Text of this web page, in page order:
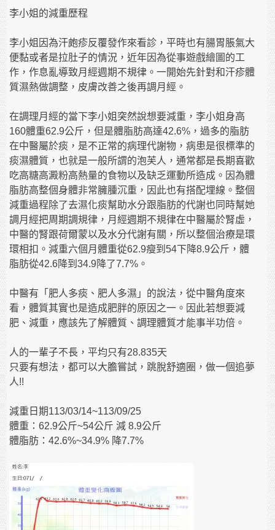
李小姐的減重歷程
李小姐因為汗皰疹反覆發作來看診，平時也有腸胃脹氣大
便黏或者是拉肚子的情況，近年因為從事遊戲繪圖的工
作，作息亂導致月經週期不規律。一開始先針對和汗疹體
質濕熱做調整，皮膚改善之後再調月經。
在調理月經的當下李小姐突然說想要減重，李小姐身高
160體重62.9公斤，但是體脂肪高達42.6%，過多的脂肪
在中醫屬於痰，是不正常的病理代謝物，病患是很標準的
痰濕體質，也就是一般所謂的泡芙人，通常都是長期喜歡
吃高糖高澱粉高熱量的食物以及缺乏運動所造成。因為體
脂肪高整個身體非常臃腫沉重，因此也有搭配埋線。整個
減重過程除了去濕化痰幫助水分跟脂肪的代謝也同時幫她
調月經把周期調規律，月經週期不規律在中醫屬於腎虛，
中醫的腎跟荷爾蒙以及水分代謝有關，所以整個治療是環
環相扣。減重六個月體重從62.9瘦到54下降8.9公斤，體
脂肪從42.6降到34.9降了7.7%。
中醫有「肥人多痰、肥人多濕」的說法，從中醫角度來
看，體質其實也是造成肥胖的原因之一。因此若想要減
肥、減重，應該先了解體質、調理體質才能事半功倍。
人的一輩子不長，平均只有28.835天
只要有想法，都可以大膽嘗試，跳脫舒適圈，做一個追夢
人!!
減重日期113/03/14~113/09/25
體重：62.9公斤~54公斤 減 8.9公斤
體脂肪：42.6%~34.9% 降7.7%